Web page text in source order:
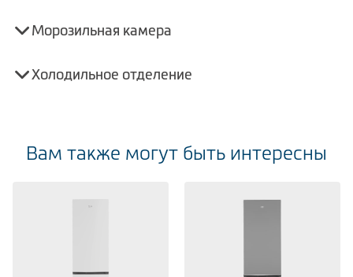
Морозильная камера
Холодильное отделение
Вам также могут быть интересны